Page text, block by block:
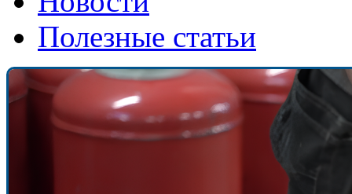
Полезные статьи